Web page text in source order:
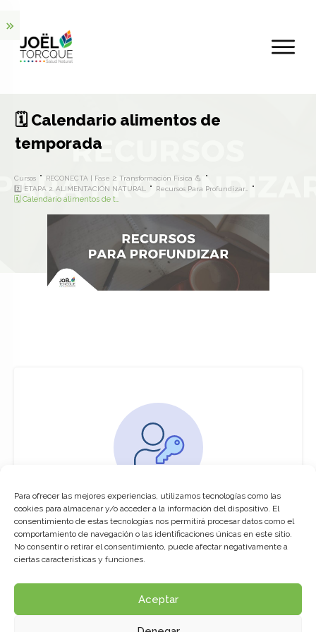
Para ofrecer las mejores experiencias, utilizamos tecnologías como las
cookies para almacenar y/o acceder a la información del dispositivo. El
consentimiento de estas tecnologías nos permitirá procesar datos como el
comportamiento de navegación o las identificaciones únicas en este sitio.
No consentir o retirar el consentimiento, puede afectar negativamente a
ciertas características y funciones.
Aceptar
🗓️ Calendario alimentos de
temporada
Cursos
RECONECTA | Fase 2: Transformación Física 💪
2️⃣ ETAPA 2. ALIMENTACIÓN NATURAL
Recursos Para Profundizar…
🗓️ Calendario alimentos de temporada
You must be logged in to access this
course
This course is only available for registered
Click here to login